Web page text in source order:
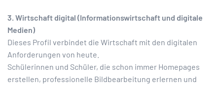
3. Wirtschaft digital (Informationswirtschaft und digitale
Medien)
Dieses Profil verbindet die Wirtschaft mit den digitalen
Anforderungen von heute.
Schülerinnen und Schüler, die schon immer Homepages
erstellen, professionelle Bildbearbeitung erlernen und